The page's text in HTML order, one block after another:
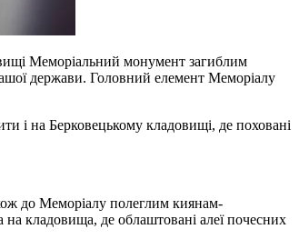
Меморіальний монумент загиблим
держави. Головний елемент Меморіалу
і на Берковецькому кладовищі, де поховані
до Меморіалу полеглим киянам-
на кладовища, де облаштовані алеї почесних